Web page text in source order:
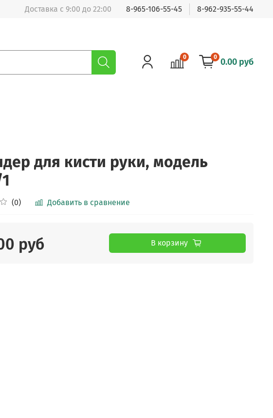
Доставка с 9:00 до 22:00 8-965-106-55-45 8-962-935-55-44
0 0 0.00 руб
для кисти руки, модель
(0) Добавить в сравнение
руб В корзину